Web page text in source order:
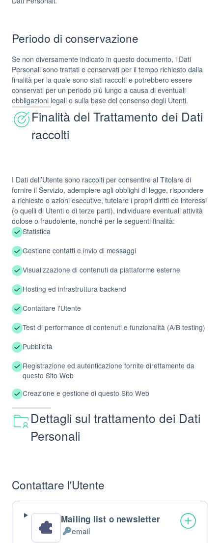
Periodo di conservazione
Se non diversamente indicato in questo documento, i Dati
Personali sono trattati e conservati per il tempo richiesto dalla
finalità per la quale sono stati raccolti e potrebbero essere
conservati per un periodo più lungo a causa di eventuali
obbligazioni legali o sulla base del consenso degli Utenti.
Finalità del Trattamento dei Dati
raccolti
I Dati dell’Utente sono raccolti per consentire al Titolare di
fornire il Servizio, adempiere agli obblighi di legge, rispondere
a richieste o azioni esecutive, tutelare i propri diritti ed interessi
(o quelli di Utenti o di terze parti), individuare eventuali attività
dolose o fraudolente, nonché per le seguenti finalità:
Statistica
Gestione contatti e invio di messaggi
Visualizzazione di contenuti da piattaforme esterne
Hosting ed infrastruttura backend
Contattare l'Utente
Test di performance di contenuti e funzionalità (A/B testing)
Pubblicità
Registrazione ed autenticazione fornite direttamente da
questo Sito Web
Creazione e gestione di questo Sito Web
Dettagli sul trattamento dei Dati
Personali
Contattare l'Utente
Mailing list o newsletter
Datiemail